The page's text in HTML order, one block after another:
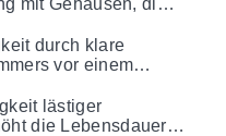
mit Gehäusen, die
sind
durch klare
vor einem
lästiger
die Lebensdauer